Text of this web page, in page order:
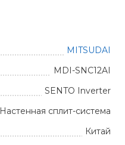
MITSUDAI
MDI-SNC12AI
SENTO Inverter
Настенная сплит-система
Китай